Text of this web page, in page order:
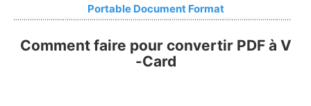
Portable Document Format
Comment faire pour convertir PDF à V
-Card